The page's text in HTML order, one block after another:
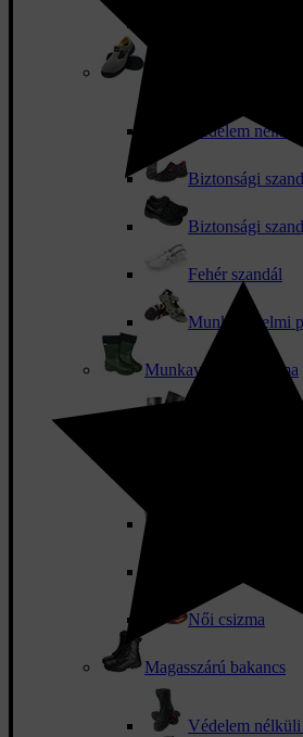
Védelem
Biztonsági
Biztonsági
Fehér szandál
Munkavédelmi
Munkavédelmi csizma
Női csizma
Magasszárú bakancs
Védelem